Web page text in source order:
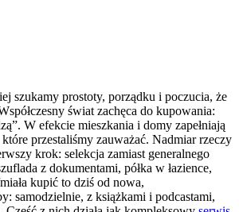
szukamy prostoty, porządku i poczucia, że
świat zachęca do kupowania:
W efekcie mieszkania i domy zapełniają
przestaliśmy zauważać. Nadmiar rzeczy
krok: selekcja zamiast generalnego
z dokumentami, półka w łazience,
kupić to dziś od nowa,
samodzielnie, z książkami i podcastami,